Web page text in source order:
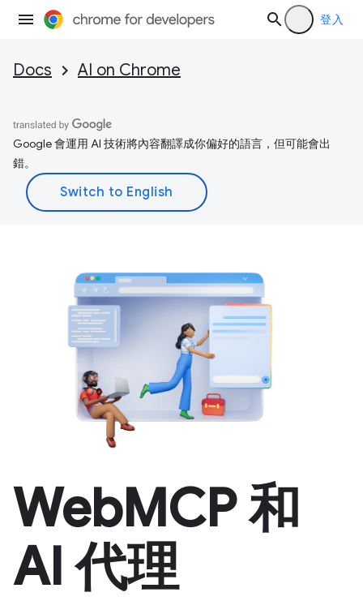
登入
Docs AI on Chrome
Google 會運用 AI 技術將內容翻譯成你偏好的語言，但可能會出
錯。
WebMCP 和
AI 代理